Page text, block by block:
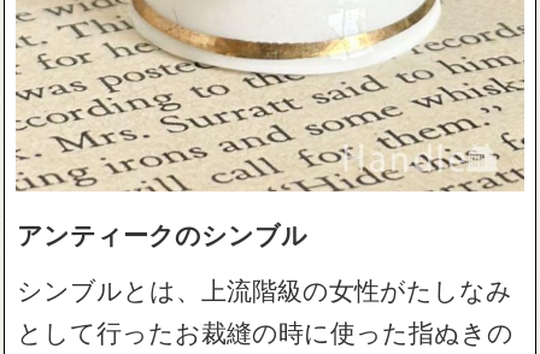
アンティークのシンブル
シンブルとは、上流階級の女性がたしなみ
として行ったお裁縫の時に使った指ぬきの